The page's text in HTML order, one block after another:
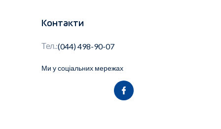
Контакти
Тел.:(044) 498-90-07
Ми у соціальних мережах